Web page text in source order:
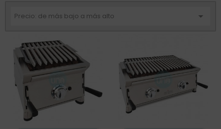
Precio: de más bajo a más alto 